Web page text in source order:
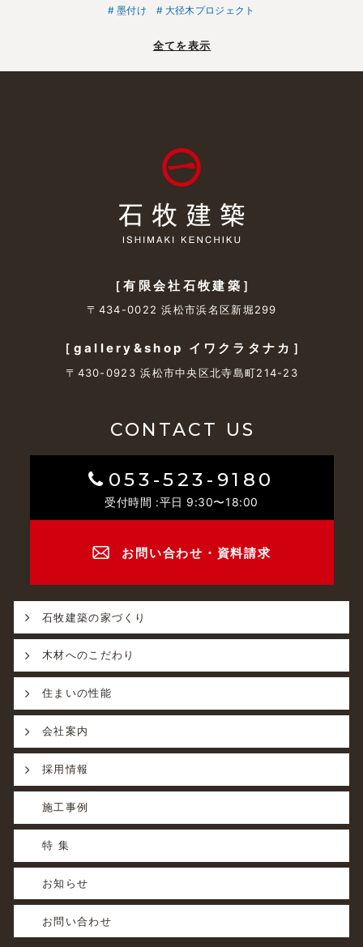
墨付け
大径木プロジェクト
全てを表示
［有限会社石牧建築］
〒434-0022 浜松市浜名区新堀299
［gallery&shop イワクラタナカ］
〒430-0923 浜松市中央区北寺島町214-23
CONTACT US
053-523-9180
受付時間 :平日 9:30〜18:00
お問い合わせ・資料請求
石牧建築の家づくり
木材へのこだわり
住まいの性能
会社案内
採用情報
施工事例
特 集
お知らせ
お問い合わせ